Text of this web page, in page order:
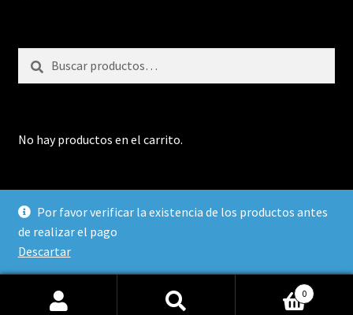
Por favor verificar la existencia de los productos antes
de realizar el pago
Descartar
por:
No hay productos en el carrito.
Diseñado por SYSTESOL SAS 2021
0